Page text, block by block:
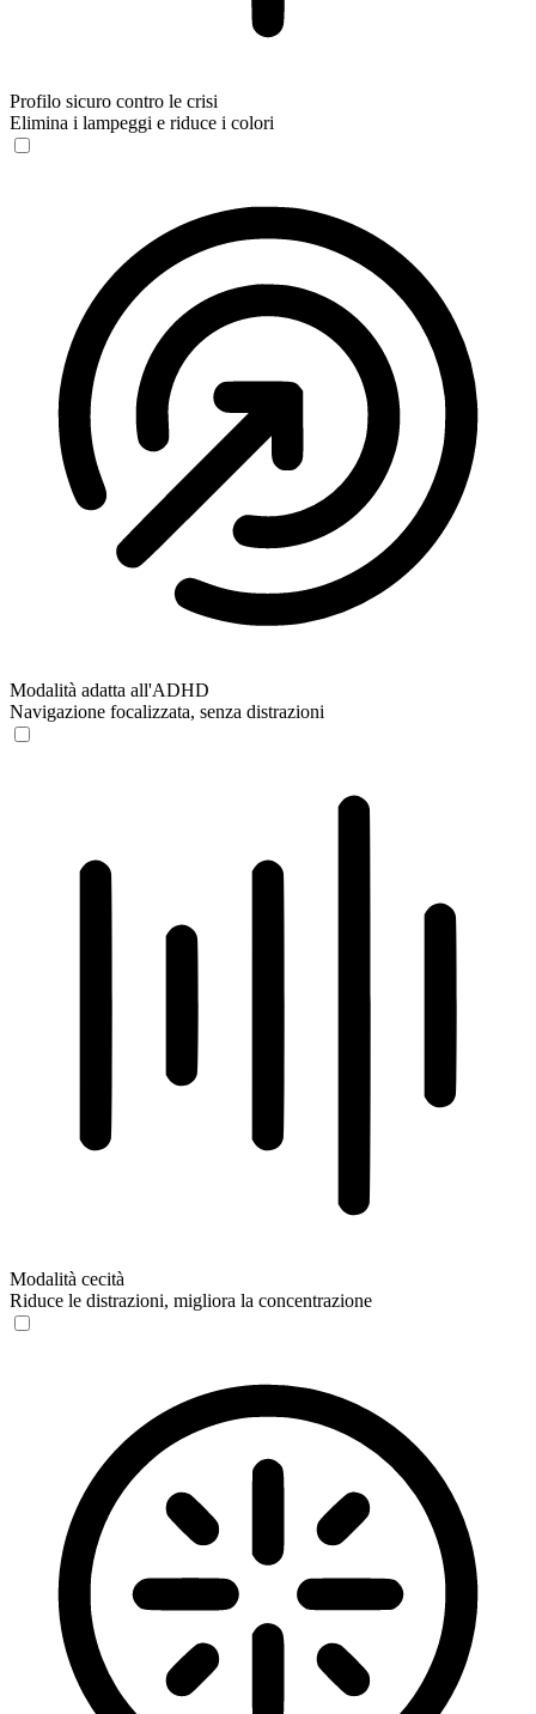
Profilo sicuro contro le crisi
Elimina i lampeggi e riduce i colori
Modalità adatta all'ADHD
Navigazione focalizzata, senza distrazioni
Modalità cecità
Riduce le distrazioni, migliora la concentrazione